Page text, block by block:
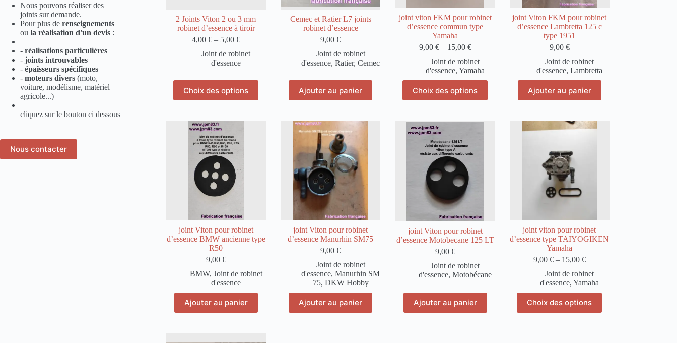
2 Joints Viton 2 ou 3 mm
robinet d’essence à tiroir
4,00 €– 5,00 €
Joint de robinet
d'essence
Choix des options
produit
a
variations.
Les
options
peuvent
être
choisies
sur
la
page
Cemec et Ratier L7 joints
robinet d’essence
9,00€
Joint de robinet
d'essence,Ratier, Cemec
Ajouter au panier
joint viton FKM pour robinet
d’essence commun type
Yamaha
9,00 €– 15,00 €
Joint de robinet
d'essence,Yamaha
Choix des options
produit
a
variations.
options
peuvent
être
choisies
sur
du
produit
joint Viton FKM pour robinet
d’essence Lambretta 125 c
type 1951
9,00 €
Joint de robinet
d'essence,Lambretta
Ajouter au panier
joint Viton pour robinet
d’essence BMW ancienne type
R50
9,00 €
BMW, Joint de robinet
d'essence
Ajouter au panier
joint Viton pour robinet
d’essence Manurhin SM75
9,00€
Joint de robinet
d'essence,Manurhin SM
75, DKW Hobby
Ajouter au panier
joint Viton pour robinet
d’essence Motobecane 125 LT
9,00 €
Joint de robinet
d'essence,Motobécane
Ajouter au panier
joint viton pour robinet
d’essence type TAIYOGIKEN
Yamaha
9,00 €– 15,00 €
Joint de robinet
d'essence,Yamaha
Choix des options
produit
a
Nous pouvons réaliser des
joints sur demande.
Pour plus de renseignements
ou la réalisation d'un devis :
- réalisations particulières
- joints introuvables
- épaisseurs spécifiques
- moteurs divers (moto,
voiture, modélisme, matériel
agricole...)
cliquez sur le bouton ci dessous
Nous contacter